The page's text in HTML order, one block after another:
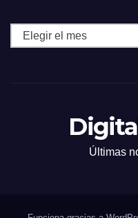
Archivos
Últimas